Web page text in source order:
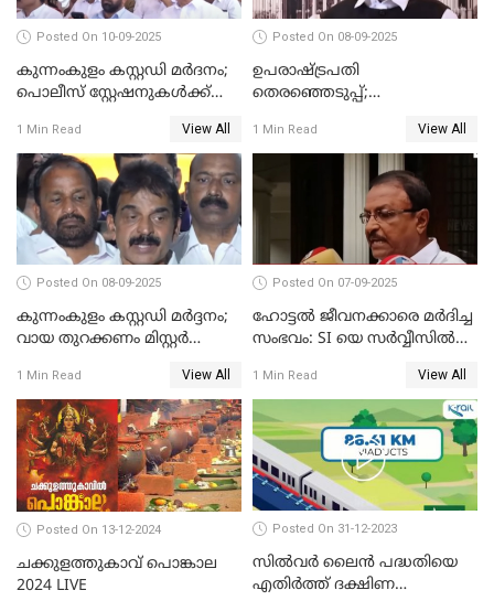
Posted On 10-09-2025
കുന്നംകുളം കസ്റ്റഡി മര്‍ദനം;
പൊലീസ് സ്റ്റേഷനുകൾക്ക്
സദസ്സ്
1 Min Read View All
Posted On 08-09-2025
ഉപരാഷ്ട്രപതി
തെരഞ്ഞെടുപ്പ്;
സന്ദേശവുമായി ജസ്റ്റിസ് ബി.
സുദര്‍ശന്‍ റെഡ്ഡി
1 Min Read View All
Posted On 08-09-2025
കുന്നംകുളം കസ്റ്റഡി മര്‍ദ്ദനം;
വായ തുറക്കണം മിസ്റ്റര്‍
വേണുഗോപാൽ
1 Min Read View All
Posted On 07-09-2025
ഹോട്ടൽ ജീവനക്കാരെ മർദിച്ച
സംഭവം: SI യെ സർവ്വീസിൽ
പി ഔസേപ്പ്
1 Min Read View All
Posted On 13-12-2024
ചക്കുളത്തുകാവ് പൊങ്കാല
2024 LIVE
Posted On 31-12-2023
സില്‍വര്‍ ലൈന്‍ പദ്ധതിയെ
എതിര്‍ത്ത് ദക്ഷിണ